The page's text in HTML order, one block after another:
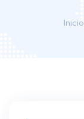
Inicio